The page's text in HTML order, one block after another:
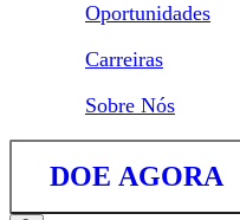
Oportunidades
Carreiras
Sobre Nós
DOE AGORA